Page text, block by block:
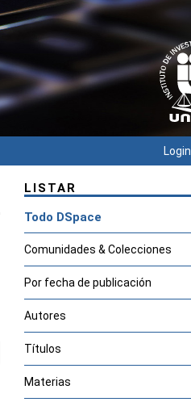
Login
LISTAR
Todo DSpace
Comunidades & Colecciones
Por fecha de publicación
Autores
Títulos
Materias